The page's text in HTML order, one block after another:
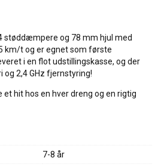
støddæmpere og 78 mm hjul med
km/t og er egnet som første
i en flot udstillingskasse, og der
og 2,4 GHz fjernstyring!
hit hos en hver dreng og en rigtig
7-8 år